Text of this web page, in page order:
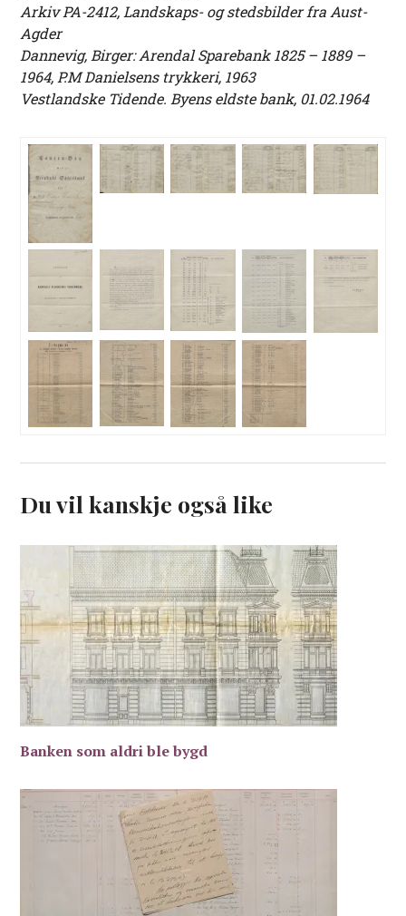
Arkiv PA-2412, Landskaps- og stedsbilder fra Aust-
Agder
Dannevig, Birger: Arendal Sparebank 1825 – 1889 –
1964, P.M Danielsens trykkeri, 1963
Vestlandske Tidende. Byens eldste bank, 01.02.1964
Du vil kanskje også like
Banken som aldri ble bygd